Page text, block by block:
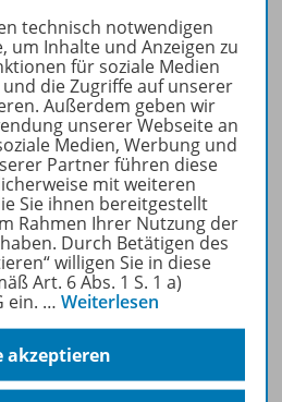
ist jetzt noch besser
die Anforderungen eines
in
Westfalen
Mehr erfahren
technisch notwendigen
um Inhalte und Anzeigen zu
für soziale Medien
die Zugriffe auf unserer
Außerdem geben wir
unserer Webseite an
Medien, Werbung und
Partner führen diese
mit weiteren
Sie ihnen bereitgestellt
Rahmen Ihrer Nutzung der
Durch Betätigen des
willigen Sie in diese
Art. 6 Abs. 1 S. 1 a)
ein. … Weiterlesen
akzeptieren